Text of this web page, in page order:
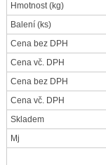
Hmotnost(kg)
Balení (ks)
Cena bez DPH
Cena vč. DPH
Cena bez DPH
Cena vč. DPH
Skladem
Mj